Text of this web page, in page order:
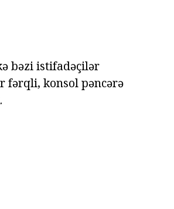
bəzi istifadəçilər
fərqli, konsol pəncərə